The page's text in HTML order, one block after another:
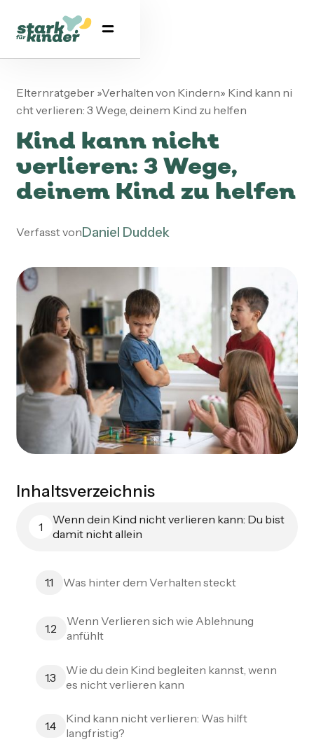
Elternratgeber »Verhalten von Kindern» Kind kann ni
cht verlieren: 3 Wege, deinem Kind zu helfen
Kind kann nicht
verlieren: 3 Wege,
deinem Kind zu helfen
Verfasst vonDaniel Duddek
Inhaltsverzeichnis
1
Wenn dein Kind nicht verlieren kann: Du bist
damit nicht allein
1.1 Was hinter dem Verhalten steckt
1.2
Wenn Verlieren sich wie Ablehnung
anfühlt
1.3
Wie du dein Kind begleiten kannst, wenn
es nicht verlieren kann
1.4
Kind kann nicht verlieren: Was hilft
langfristig?